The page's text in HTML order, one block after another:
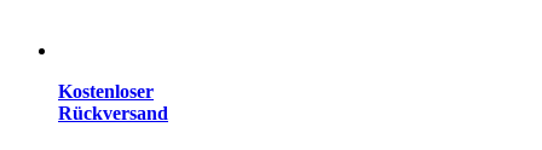
Kostenloser
Rückversand